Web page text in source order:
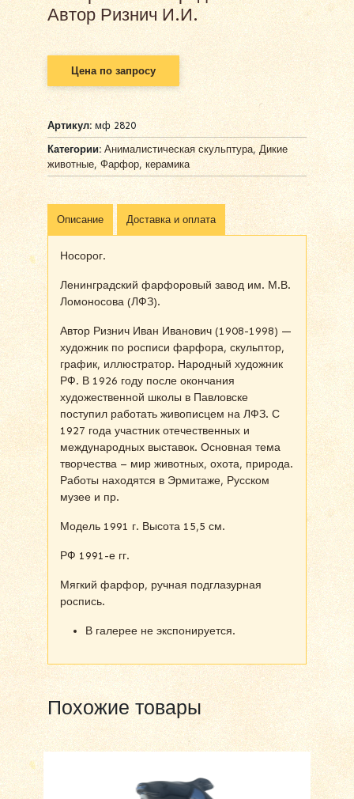
Автор Ризнич И.И.
Цена по запросу
Артикул:мф 2820
Категории: Анималистическая скульптура, Дикие
животные,Фарфор, керамика
Описание Доставка и оплата
Носорог.
Ленинградский фарфоровый завод им. М.В.
Ломоносова (ЛФЗ).
Автор Ризнич Иван Иванович (1908-1998) —
художник по росписи фарфора, скульптор,
график, иллюстратор. Народный художник
РФ. В 1926 году после окончания
художественной школы в Павловске
поступил работать живописцем на ЛФЗ. С
1927 года участник отечественных и
международных выставок. Основная тема
творчества – мир животных, охота, природа.
Работы находятся в Эрмитаже, Русском
музее и пр.
Модель 1991 г. Высота 15,5 см.
РФ 1991-е гг.
Мягкий фарфор, ручная подглазурная
роспись.
В галерее не экспонируется.
Похожие товары